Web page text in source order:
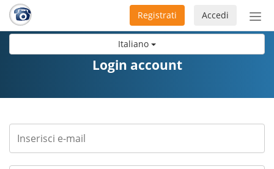
Italiano
Accedi
Registrati
Login account